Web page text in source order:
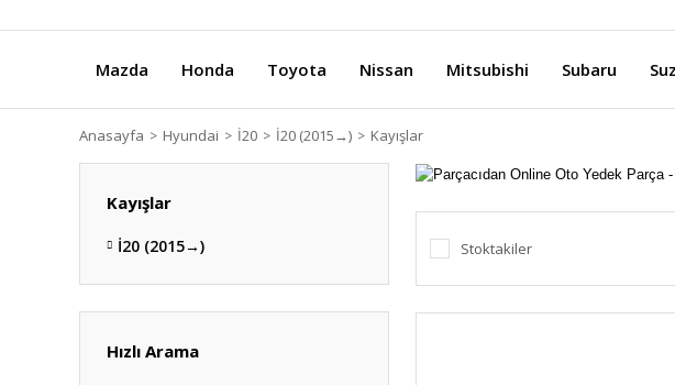
Mazda Honda Toyota Nissan Mitsubishi Subaru
Anasayfa Hyundai İ20 İ20 (2015 →) Kayışlar
Kayışlar
İ20 (2015 →)
Hızlı Arama
Stoktakiler